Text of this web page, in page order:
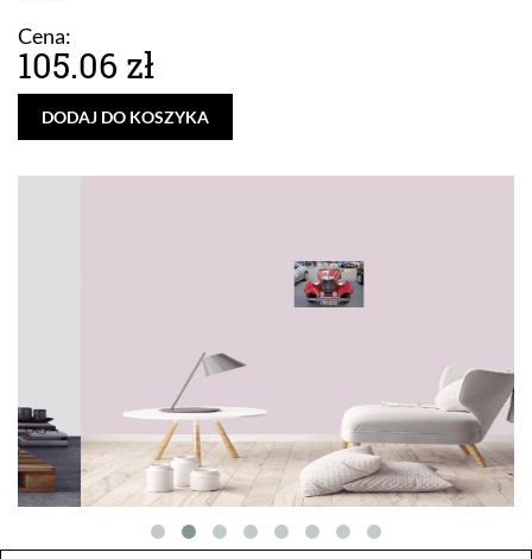
Cena:
105.06 zł
DODAJ DO KOSZYKA